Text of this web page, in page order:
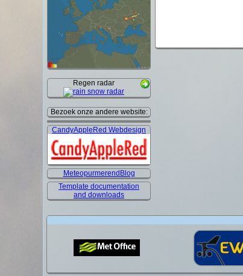
Regen radar
Bezoek onze andere website:
CandyAppleRed Webdesign
MeteopurmerendBlog
Template documentation
and downloads